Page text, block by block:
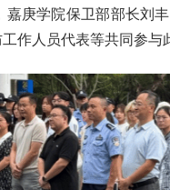
嘉庚学院保卫部部长刘
作人员代表等共同参与